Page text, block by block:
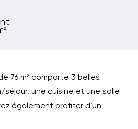
76 m² comporte 3 belles
séjour, une cuisine et une salle
également profiter d’un